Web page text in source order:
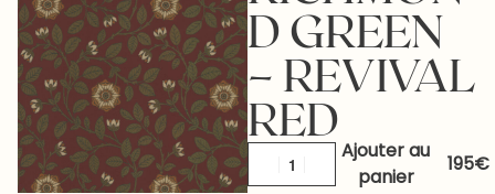
D GREEN
– REVIVAL
RED
Ajouter au
panier